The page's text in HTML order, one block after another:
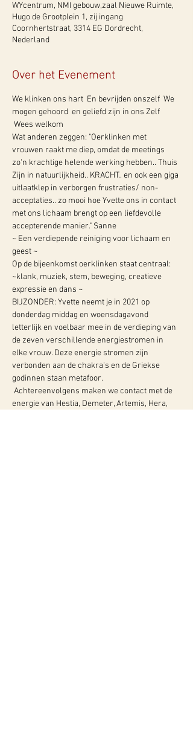
WYcentrum, NMI gebouw,zaal Nieuwe Ruimte,
Hugo de Grootplein 1, zij ingang
Coornhertstraat, 3314 EG Dordrecht,
Nederland
Over het Evenement
We klinken ons hart  En bevrijden onszelf  We
mogen gehoord  en geliefd zijn in ons Zelf
Wees welkom
Wat anderen zeggen: "Oerklinken met
vrouwen raakt me diep, omdat de meetings
zo'n krachtige helende werking hebben.. Thuis
Zijn in natuurlijkheid.. KRACHT.. en ook een giga
uitlaatklep in verborgen frustraties/ non-
acceptaties.. zo mooi hoe Yvette ons in contact
met ons lichaam brengt op een liefdevolle
accepterende manier." Sanne
~ Een verdiepende reiniging voor lichaam en
geest ~
Op de bijeenkomst oerklinken staat centraal:
~klank, muziek, stem, beweging, creatieve
expressie en dans ~
BIJZONDER: Yvette neemt je in 2021 op
donderdag middag en woensdagavond
letterlijk en voelbaar mee in de verdieping van
de zeven verschillende energiestromen in
elke vrouw. Deze energie stromen zijn
verbonden aan de chakra's en de Griekse
godinnen staan metafoor.
Achtereenvolgens maken we contact met de
energie van Hestia, Demeter, Artemis, Hera,